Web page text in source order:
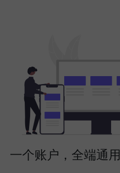
一个账户，全端通用